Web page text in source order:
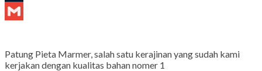
Tumblr
Patung Pieta Marmer, salah satu kerajinan yang sudah kami
kerjakan dengan kualitas bahan nomer 1